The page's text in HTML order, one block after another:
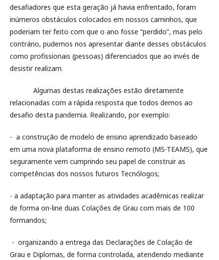
desafiadores que esta geração já havia enfrentado, foram
inúmeros obstáculos colocados em nossos caminhos, que
poderiam ter feito com que o ano fosse “perdido”, mas pelo
contrário, pudemos nos apresentar diante desses obstáculos
como profissionais (pessoas) diferenciados que ao invés de
desistir realizam.
Algumas destas realizações estão diretamente
relacionadas com a rápida resposta que todos demos ao
desafio desta pandemia. Realizando, por exemplo:
- a construção de modelo de ensino aprendizado baseado
em uma nova plataforma de ensino remoto (MS-TEAMS), que
seguramente vem cumprindo seu papel de construir as
competências dos nossos futuros Tecnólogos;
- a adaptação para manter as atividades acadêmicas realizar
de forma on-line duas Colações de Grau com mais de 100
formandos;
- organizando a entrega das Declarações de Colação de
Grau e Diplomas, de forma controlada, atendendo mediante